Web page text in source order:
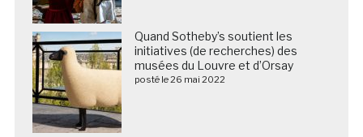
Quand Sotheby’s soutient les
initiatives (de recherches) des
musées du Louvre et d’Orsay
posté le 26 mai 2022